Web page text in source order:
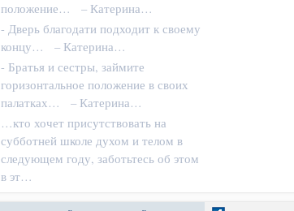
положение… – Катерина…
- Дверь благодати подходит к своему
концу… – Катерина…
- Братья и сестры, займите
горизонтальное положение в своих
палатках… – Катерина…
…кто хочет присутствовать на
субботней школе духом и телом в
следующем году, заботьтесь об этом
в эт…